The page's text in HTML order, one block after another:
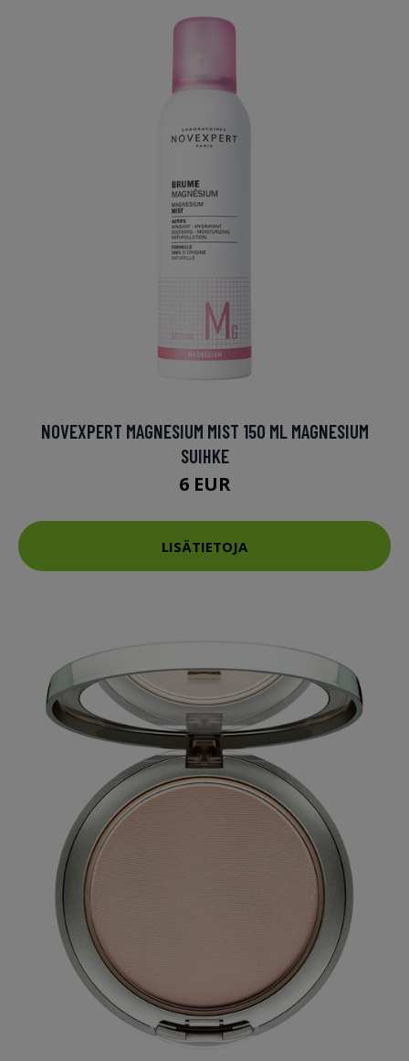
NOVEXPERT MAGNESIUM MIST 150 ML MAGNESIUM
SUIHKE
6 EUR
LISÄTIETOJA